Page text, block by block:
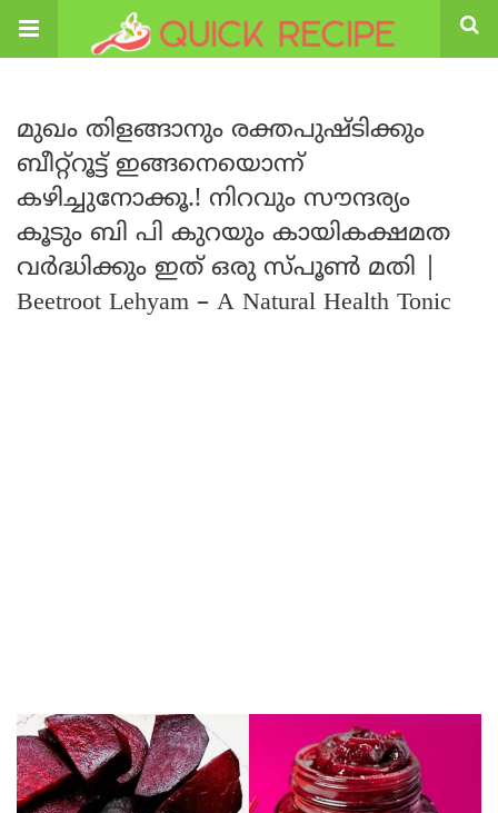
മുഖം തിളങ്ങാനും രക്തപുഷ്ടിക്കും
ബീറ്റ്റൂട്ട് ഇങ്ങനെയൊന്ന്
കഴിച്ചുനോക്കൂ.! നിറവും സൗന്ദര്യം
കൂടും ബി പി കുറയും കായികക്ഷമത
വർദ്ധിക്കും ഇത് ഒരു സ്പൂൺ മതി |
Beetroot Lehyam – A Natural Health Tonic